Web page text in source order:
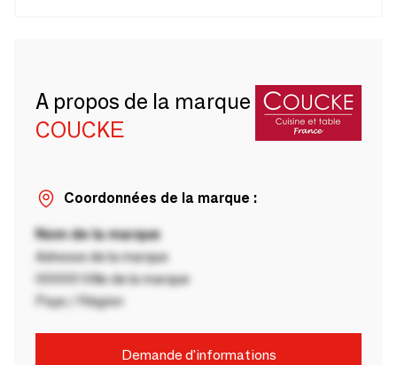
A propos de la marque
COUCKE
Coordonnées de la marque :
Nom de la marque
Adresse de la marque
00000 Ville de la marque
Pays / Région
Demande d'informations